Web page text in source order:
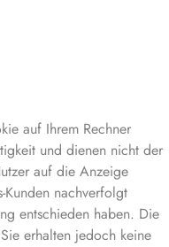
auf Ihrem Rechner
und dienen nicht der
auf die Anzeige
nachverfolgt
entschieden haben. Die
erhalten jedoch keine